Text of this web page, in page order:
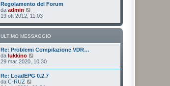
u
l
t
i
o
m
e
s
g
Regolamento del Forum
da admin
e
i
l
t
i
m
o
m
e
s
19 ott 2012, 11:03
ULTIMO MESSAGGIO
Re: Problemi Compilazione VDR…
da lukkino
e
i
u
l
29 mar 2020, 10:30
Re: LoadEPG 0.2.7
da C-RUZ